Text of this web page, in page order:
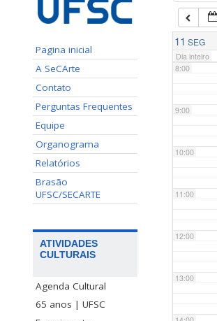
Pagina inicial
A SeCArte
Contato
Perguntas Frequentes
Equipe
Organograma
Relatórios
Brasão
UFSC/SECARTE
ATIVIDADES
CULTURAIS
Agenda Cultural
65 anos | UFSC
11 SEG
Dia inteiro
7:00
8:00
9:00
10:00
11:00
12:00
13:00